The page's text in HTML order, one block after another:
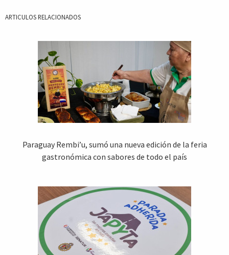
ARTICULOS RELACIONADOS
Paraguay Rembi’u, sumó una nueva edición de la feria
gastronómica con sabores de todo el país